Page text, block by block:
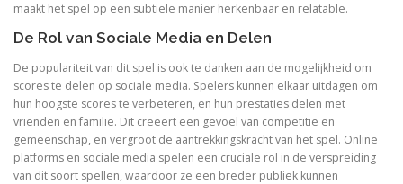
maakt het spel op een subtiele manier herkenbaar en relatable.
De Rol van Sociale Media en Delen
De populariteit van dit spel is ook te danken aan de mogelijkheid om
scores te delen op sociale media. Spelers kunnen elkaar uitdagen om
hun hoogste scores te verbeteren, en hun prestaties delen met
vrienden en familie. Dit creëert een gevoel van competitie en
gemeenschap, en vergroot de aantrekkingskracht van het spel. Online
platforms en sociale media spelen een cruciale rol in de verspreiding
van dit soort spellen, waardoor ze een breder publiek kunnen